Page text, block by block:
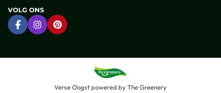
VOLG ONS
Ga naar Facebook
Ga naar Instagram
Ga naar Pinterest
Verse Oogstpowered byThe Greenery